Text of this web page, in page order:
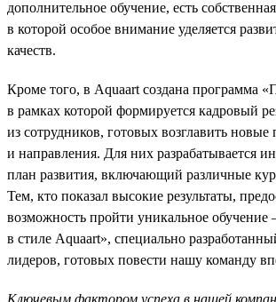
дополнительное обучение, есть
в которой особое внимание уделяется
качеств.
Кроме того, в Aquaart создана программа
в рамках которой формируется кадровый
из сотрудников, готовых возглавить новые
и направления. Для них разрабатывается
план развития, включающий различные
Тем, кто показал высокие результаты,
возможность пройти уникальное
в стиле Aquaart», специально
лидеров, готовых повести нашу команду
Ключевым фактором успеха в нашей